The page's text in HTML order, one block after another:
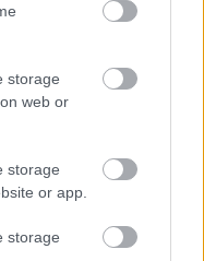
storage
web or
storage
or app.
storage
:)
a tegnap, amikor